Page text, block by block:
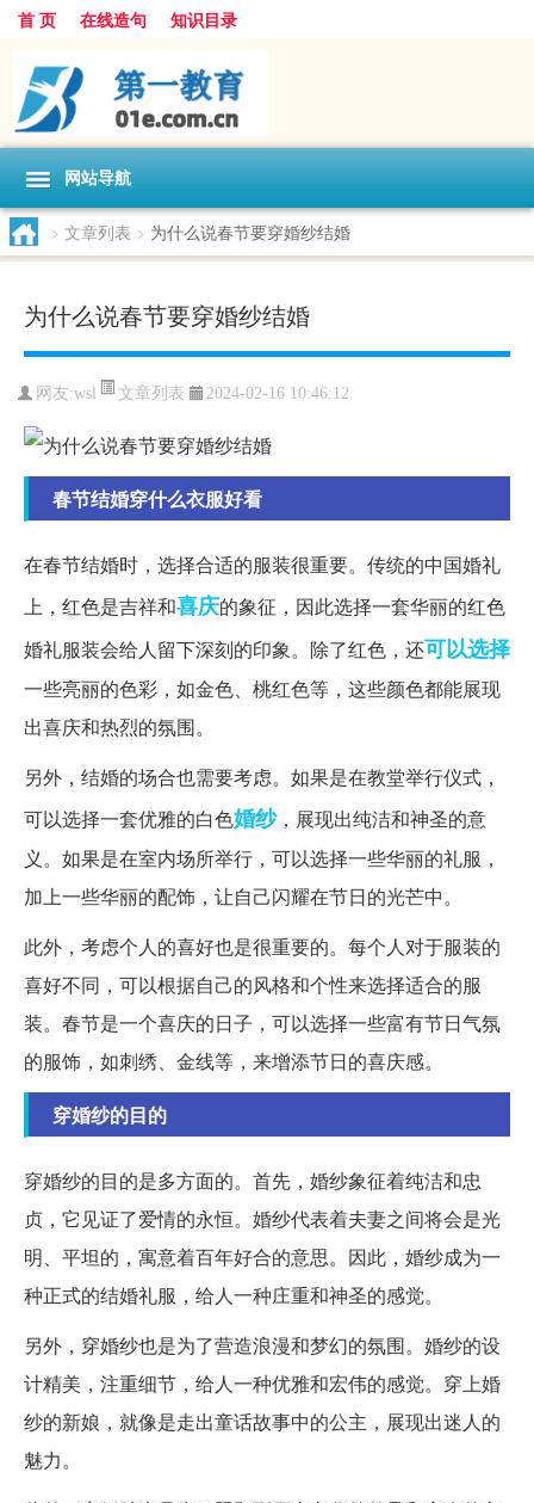
首 页 在线造句 知识目录
网站导航
> 文章列表 > 为什么说春节要穿婚纱结婚
为什么说春节要穿婚纱结婚
网友:wsl 文章列表 2024-02-16 10:46:12
春节结婚穿什么衣服好看
在春节结婚时，选择合适的服装很重要。传统的中国婚礼
上，红色是吉祥和喜庆的象征，因此选择一套华丽的红色
婚礼服装会给人留下深刻的印象。除了红色，还可以选择
一些亮丽的色彩，如金色、桃红色等，这些颜色都能展现
出喜庆和热烈的氛围。
另外，结婚的场合也需要考虑。如果是在教堂举行仪式，
可以选择一套优雅的白色婚纱，展现出纯洁和神圣的意
义。如果是在室内场所举行，可以选择一些华丽的礼服，
加上一些华丽的配饰，让自己闪耀在节日的光芒中。
此外，考虑个人的喜好也是很重要的。每个人对于服装的
喜好不同，可以根据自己的风格和个性来选择适合的服
装。春节是一个喜庆的日子，可以选择一些富有节日气氛
的服饰，如刺绣、金线等，来增添节日的喜庆感。
穿婚纱的目的
穿婚纱的目的是多方面的。首先，婚纱象征着纯洁和忠
贞，它见证了爱情的永恒。婚纱代表着夫妻之间将会是光
明、平坦的，寓意着百年好合的意思。因此，婚纱成为一
种正式的结婚礼服，给人一种庄重和神圣的感觉。
另外，穿婚纱也是为了营造浪漫和梦幻的氛围。婚纱的设
计精美，注重细节，给人一种优雅和宏伟的感觉。穿上婚
纱的新娘，就像是走出童话故事中的公主，展现出迷人的
魅力。